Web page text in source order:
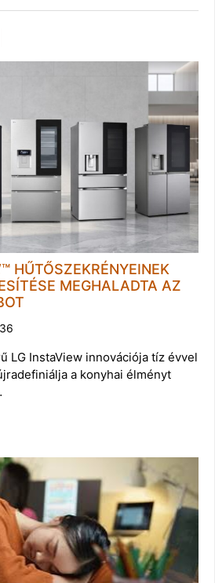
HŰTŐSZEKRÉNYEINEK
MEGHALADTA AZ
LG InstaView innovációja tíz évvel
a konyhai élményt